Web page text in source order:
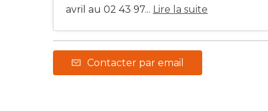
avril au 02 43 97... Lire la suite
Contacter par email